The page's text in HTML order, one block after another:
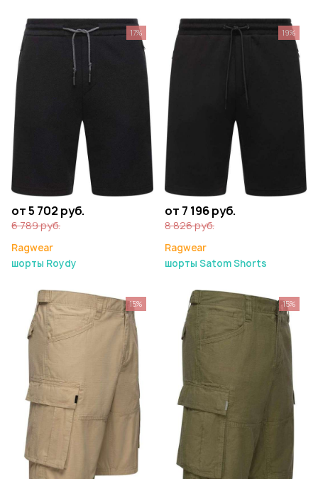
от 5 702 руб.
6 789 руб.
Ragwear
шорты Roydy
17%
от 7 196 руб.
8 826 руб.
Ragwear
шорты Satom Shorts
19%
15% 15%